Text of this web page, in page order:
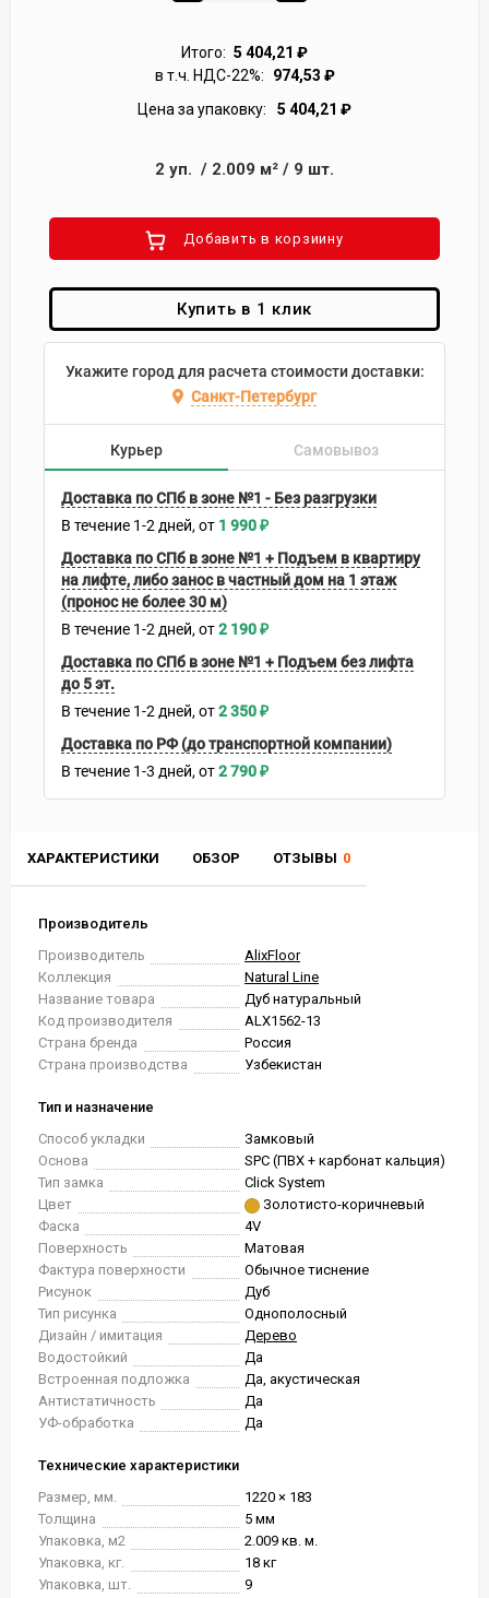
ХАРАКТЕРИСТИКИ ОБЗОР ОТЗЫВЫ 0
Производитель
Производитель
AlixFloor
Коллекция
Natural Line
Название товара
Дуб натуральный
Код производителя
ALX1562-13
Страна бренда
Россия
Страна производства
Узбекистан
Тип и назначение
Способ укладки
Замковый
Основа
SPC (ПВХ + карбонат кальция)
Тип замка
Click System
Цвет
Золотисто-коричневый
Фаска
4V
Поверхность
Матовая
Фактура поверхности
Обычное тиснение
Рисунок
Дуб
Тип рисунка
Однополосный
Дизайн / имитация
Дерево
Водостойкий
Да
Встроенная подложка
Да, акустическая
Антистатичность
Да
УФ-обработка
Да
Технические характеристики
Размер, мм.
1220 × 183
Толщина
5 мм
Упаковка, м2
2.009 кв. м.
Упаковка, кг.
18 кг
Упаковка, шт.
9
Итого: 5 404,21 ₽
в т.ч. НДС-22%:
974,53 ₽
Цена за упаковку:
5 404,21 ₽
2 уп. / 2.009 м² / 9 шт.
Добавить в корзиину
Купить в 1 клик
Укажите город для расчета стоимости доставки:
Санкт-Петербург
Курьер Самовывоз
Доставка по СПб в зоне №1 - Без разгрузки
В течение 1-2 дней 1 990₽
Доставка по СПб в зоне №1 + Подъем в квартиру
на лифте, либо занос в частный дом на 1 этаж
(пронос не более 30 м)
В течение 1-2 дней 2 190₽
Доставка по СПб в зоне №1 + Подъем без лифта
до 5 эт.
В течение 1-2 дней 2 350₽
Доставка по РФ (до транспортной компании)
В течение 1-3 дней 2 790₽